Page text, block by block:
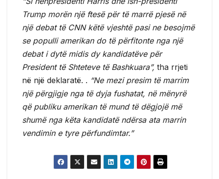
Trump morën një ftesë për të marrë pjesë në
një debat të CNN këtë vjeshtë pasi ne besojmë
se populli amerikan do të përfitonte nga një
debat i dytë midis dy kandidatëve për
President të Shteteve të Bashkuara”, tha rrjeti
në një deklaratë. . “Ne mezi presim të marrim
një përgjigje nga të dyja fushatat, në mënyrë
që publiku amerikan të mund të dëgjojë më
shumë nga këta kandidatë ndërsa ata marrin
vendimin e tyre përfundimtar.”